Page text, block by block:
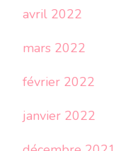
avril 2022
mars 2022
février 2022
janvier 2022